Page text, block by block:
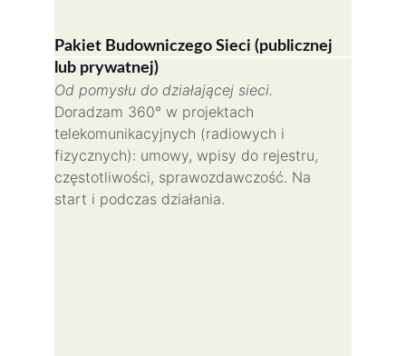
Pakiet Budowniczego Sieci (publicznej
lub prywatnej)
Od pomysłu do działającej sieci.
Doradzam 360° w projektach
telekomunikacyjnych (radiowych i
fizycznych): umowy, wpisy do rejestru,
częstotliwości, sprawozdawczość. Na
start i podczas działania.